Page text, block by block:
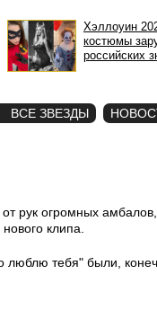
Хэллоуин
костюмы
российских
ВСЕ ЗВЕЗДЫ
рук огромных
клипа.
тебя" были,